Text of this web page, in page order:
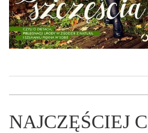
NAJCZĘŚCIEJ